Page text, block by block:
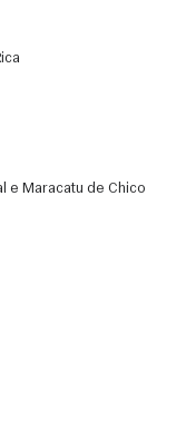
e Maracatu de Chico